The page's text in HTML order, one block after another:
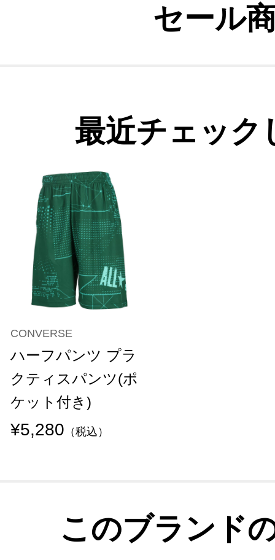
セール
最近チェック
CONVERSE
ハーフパンツ プラ
クティスパンツ(ポ
ケット付き)
¥5,280 （税込）
このブランド